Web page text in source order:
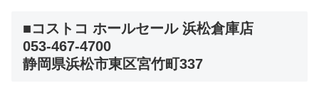
■コストコ ホールセール 浜松倉庫店
053-467-4700
静岡県浜松市東区宮竹町337